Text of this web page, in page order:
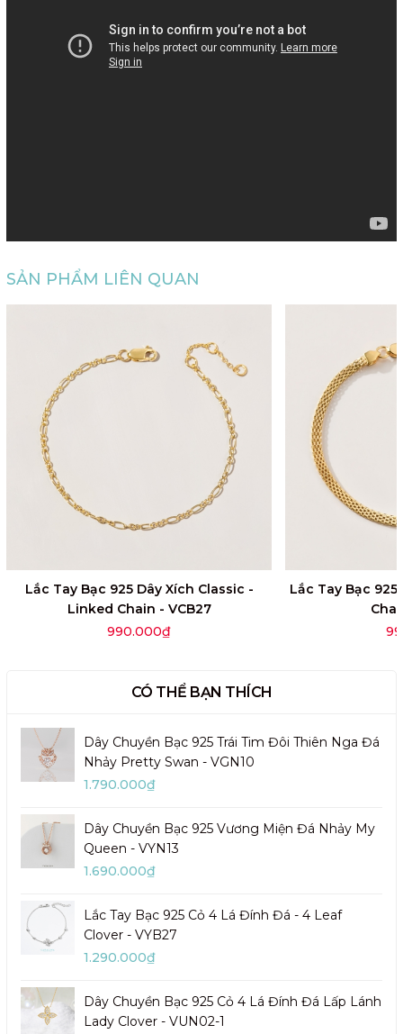
SẢN PHẨM LIÊN QUAN
Lắc Tay Bạc 925 Dây Xích Classic -
Linked Chain - VCB27
990.000₫
Lắc Tay Bạc
CÓ THỂ BẠN THÍCH
Dây Chuyền Bạc 925 Trái Tim Đôi Thiên Nga Đá
Nhảy Pretty Swan - VGN10
1.790.000₫
Dây Chuyền Bạc 925 Vương Miện Đá Nhảy My
Queen - VYN13
1.690.000₫
Lắc Tay Bạc 925 Cỏ 4 Lá Đính Đá - 4 Leaf
Clover - VYB27
1.290.000₫
Dây Chuyền Bạc 925 Cỏ 4 Lá Đính Đá Lấp Lánh
Lady Clover - VUN02-1